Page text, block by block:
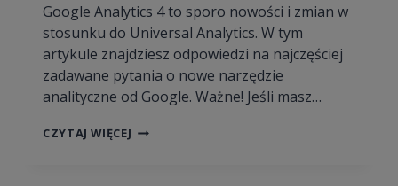
Google Analytics 4 to sporo nowości i zmian w
stosunku do Universal Analytics. W tym
artykule znajdziesz odpowiedzi na najczęściej
zadawane pytania o nowe narzędzie
analityczne od Google. Ważne! Jeśli masz…
CZYTAJ WIĘCEJ GOOGLE